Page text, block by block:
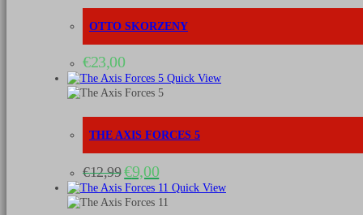
OTTO SKORZENY
€23,00
Quick View
THE AXIS FORCES 5
€12,99Il
prezzo
originale
era:
€9,00Il
prezzo
attuale
è:
Quick View